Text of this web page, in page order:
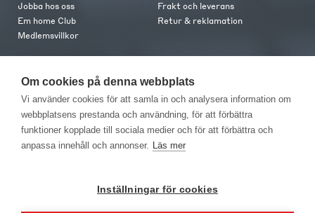
Jobba hos oss
Em home Club
Medlemsvillkor
Frakt och leverans
Retur & reklamation
Kontakta oss
Butiker
Press
Om cookies på denna webbplats
Vi använder cookies för att samla in och analysera information om
webbplatsens prestanda och användning, för att förbättra
funktioner kopplade till sociala medier och för att förbättra och
anpassa innehåll och annonser. Läs mer
Inställningar för cookies